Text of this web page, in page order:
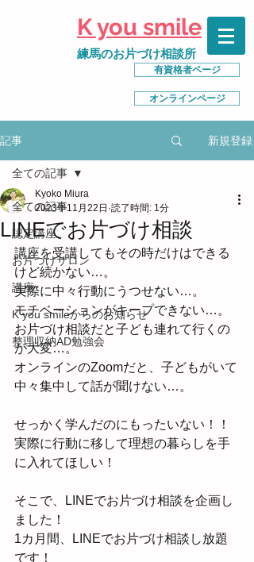
K you smile
練馬のお片づけ相談所
有資格者ページ
オンラインページ
記事 新規登録
全ての記事
認定講座
お片づけサロン
講座
K you smileからのお知らせ
整理収納AD勉強会
全ての記事
LINEでお片づけ相談
Kyoko Miura
2023年11月22日 読了時間: 1分
講座を受講してもその時だけはできる
けど続かない…。
実際に中々行動にうつせない…。
モチベーションがキープできない…。
お片づけ相談だと子ども連れて行くの
が大変…。
オンラインのZoomだと、子どもがいて
中々集中して話が聞けない…。
せっかく学んだのにもったいない！！
実際に行動に移して理想の暮らしを手
に入れてほしい！
そこで、LINEでお片づけ相談を企画し
ました！
1カ月間、LINEでお片づけ相談し放題
です！